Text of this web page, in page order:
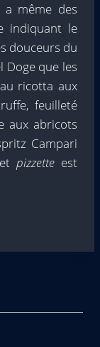
même des
indiquant le
douceurs du
Doge que les
ricotta aux
feuilleté
aux abricots
Campari
pizzette est